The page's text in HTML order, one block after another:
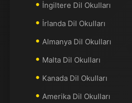
İngiltere Dil Okulları
İrlanda Dil Okulları
Almanya Dil Okulları
Malta Dil Okulları
Kanada Dil Okulları
Amerika Dil Okulları